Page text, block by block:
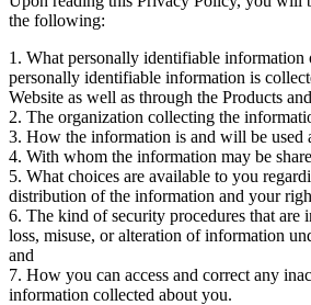
the following:
1. What personally identifiable
personally identifiable information is
Website as well as through the Products
2. The organization collecting the
3. How the information is and will be used
4. With whom the information may be
5. What choices are available to you
distribution of the information and your
6. The kind of security procedures that are
loss, misuse, or alteration of information
and
7. How you can access and correct any
information collected about you.